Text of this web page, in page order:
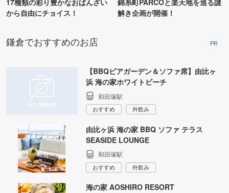
17種類の彩り豊かなおばんざい
から自由にチョイス！
錦糸町PARCOと楽天地を巡る謎
解き企画が開催！
鎌倉でおすすめのお店 PR
【BBQビアガーデン＆ソファ席】由比ヶ
浜 海の家ホワイトビーチ
和田塚駅
おすすめ 外飲み
由比ヶ浜 海の家 BBQ ソファ テラス
SEASIDE LOUNGE
和田塚駅
おすすめ 外飲み
海の家 AOSHIRO RESORT